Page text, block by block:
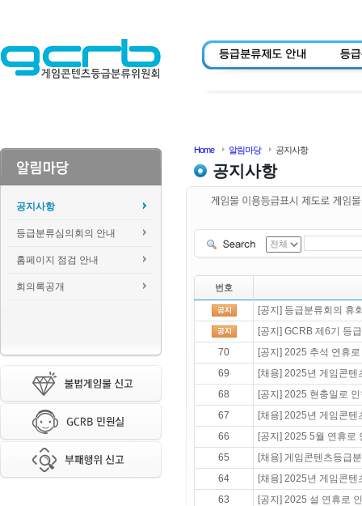
공지사항
등급분류심의회의 안내
홈페이지 점검 안내
회의록공개
Home 알림마당 공지사항
공지사항
번호
[공지] 등급분류회의 휴
[공지] GCRB 제6기 등
70
[공지] 2025 추석 연휴
69
[채용] 2025년 게임콘
68
[공지] 2025 현충일로
67
[채용] 2025년 게임콘
66
[공지] 2025 5월 연휴로
65
[채용] 게임콘텐츠등급
64
[채용] 2025년 게임콘
63
[공지] 2025 설 연휴로